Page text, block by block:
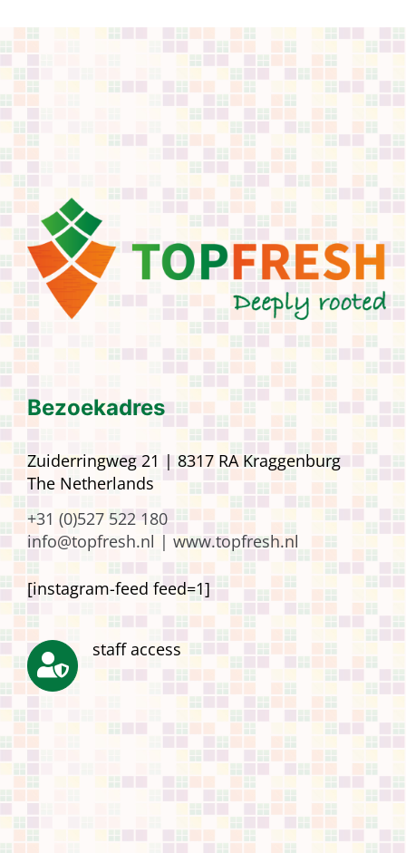
Bezoekadres
Zuiderringweg 21 | 8317 RA Kraggenburg
The Netherlands
+31 (0)527 522 180
info@topfresh.nl | www.topfresh.nl
[instagram-feed feed=1]
staff access